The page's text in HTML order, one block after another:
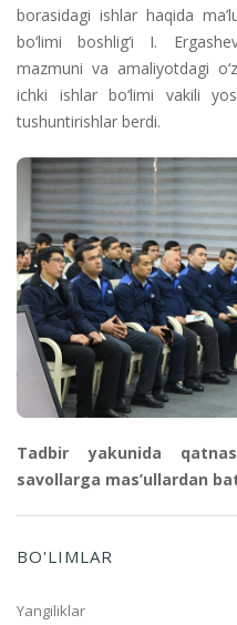
borasidagi ishlar haqida
bo‘limi boshlig‘i I.
mazmuni va amaliyotdagi
ichki ishlar bo‘limi vakili
tushuntirishlar berdi.
Tadbir yakunida
savollarga mas’ullardan
BO'LIMLAR
Yangiliklar